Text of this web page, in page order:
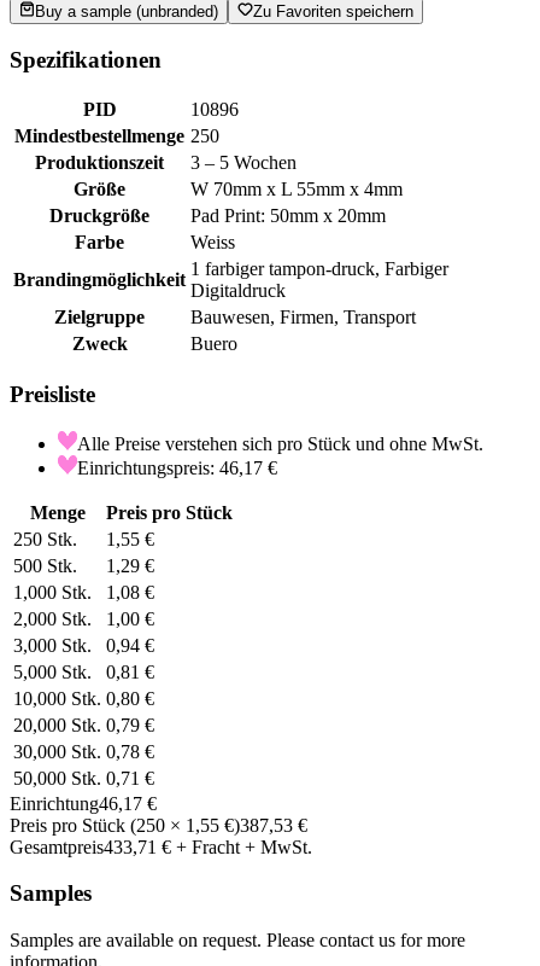
Buy a sample (unbranded)
Zu Favoriten speichern
Spezifikationen
PID
10896
Mindestbestellmenge 250
Produktionszeit
3 – 5 Wochen
Größe
W 70mm x L 55mm x 4mm
Druckgröße
Pad Print: 50mm x 20mm
Farbe
Weiss
Brandingmöglichkeit
1 farbiger tampon-druck, Farbiger
Digitaldruck
Zielgruppe
Bauwesen, Firmen, Transport
Zweck
Buero
Preisliste
Alle Preise verstehen sich pro Stück und ohne MwSt.
Einrichtungspreis: 46,17 €
Menge
Preis pro Stück
250 Stk.
1,55 €
500 Stk.
1,29 €
1,000 Stk.
1,08 €
2,000 Stk.
1,00 €
3,000 Stk.
0,94 €
5,000 Stk.
0,81 €
10,000 Stk. 0,80 €
20,000 Stk. 0,79 €
30,000 Stk. 0,78 €
50,000 Stk. 0,71 €
Einrichtung46,17 €
Preis pro Stück (250 × 1,55 €)387,53 €
Gesamtpreis433,71 € + Fracht + MwSt.
Samples
Samples are available on request. Please contact us for more